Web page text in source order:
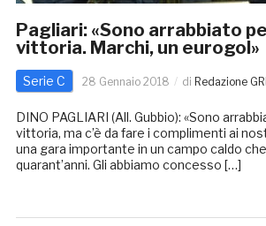
Pagliari: «Sono arrabbiato
vittoria. Marchi, un eurogol»
Serie C 28 Gennaio 2018 di Redazione
DINO PAGLIARI (All. Gubbio): «Sono
vittoria, ma c’è da fare i complimenti ai
una gara importante in un campo caldo
quarant’anni. Gli abbiamo concesso […]